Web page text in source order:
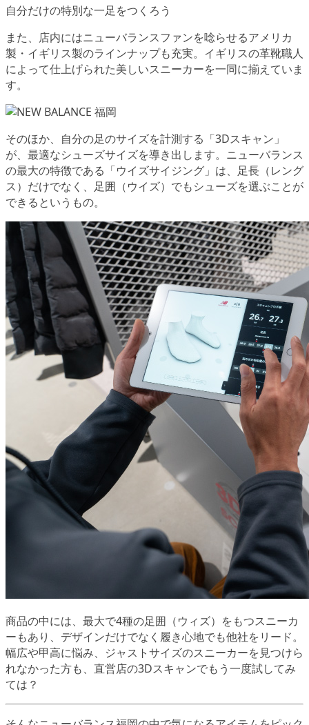
自分だけの特別な一足をつくろう
また、店内にはニューバランスファンを唸らせるアメリカ
製・イギリス製のラインナップも充実。イギリスの革靴職人
によって仕上げられた美しいスニーカーを一同に揃えていま
す。
そのほか、自分の足のサイズを計測する 「3Dスキャン」
が、最適なシューズサイズを導き出します。ニューバランス
の最大の特徴である 「ウイズサイジング」 は、足長（レング
ス）だけでなく、足囲（ウイズ）でもシューズを選ぶことが
できるというもの。
商品の中には、最大で4種の足囲（ウィズ）をもつスニーカ
ーもあり、デザインだけでなく履き心地でも他社をリード。
幅広や甲高に悩み、ジャストサイズのスニーカーを見つけら
れなかった方も、直営店の3Dスキャンでもう一度試してみ
ては？